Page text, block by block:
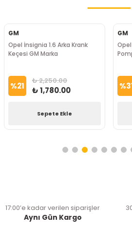
GM
Opel İnsignia 1.6 Arka Krank
Keçesi GM Marka
%21 ₺ 2,250.00
₺ 1,780.00
Sepete Ekle
GM
%
17:00’e kadar verilen siparişler
Aynı Gün Kargo